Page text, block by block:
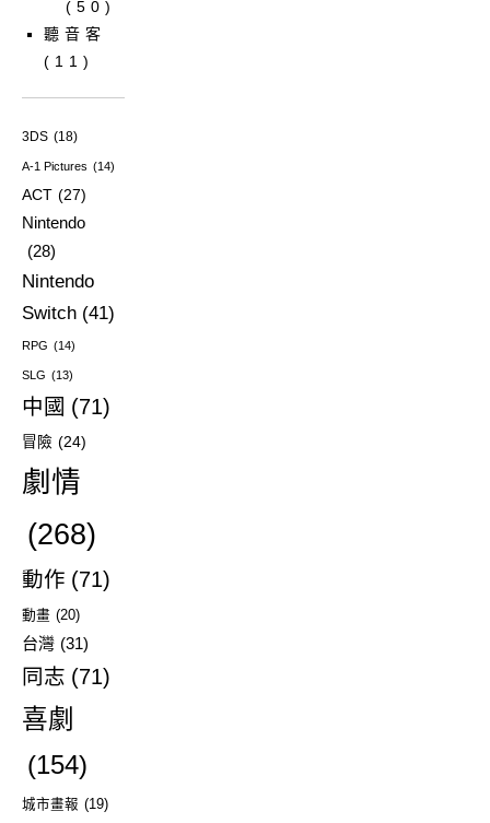
(50)
聽音客
(11)
3DS (18)
A-1 Pictures (14)
ACT (27)
Nintendo
(28)
Nintendo
Switch (41)
RPG (14)
SLG (13)
中國 (71)
冒險 (24)
劇情
(268)
動作 (71)
動畫 (20)
台灣 (31)
同志 (71)
喜劇
(154)
城市畫報 (19)